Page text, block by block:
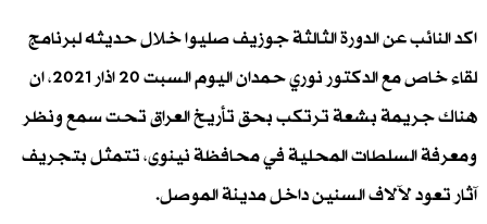
اكد النائب عن الدورة الثالثة جوزيف صليوا خلال حديثه لبرنامج
لقاء خاص مع الدكتور نوري حمدان اليوم السبت 20 اذار 2021، ان
هناك جريمة بشعة ترتكب بحق تأريخ العراق تحت سمع ونظر
ومعرفة السلطات المحلية في محافظة نينوى، تتمثل بتجريف
آثار تعود لآلاف السنين داخل مدينة الموصل.